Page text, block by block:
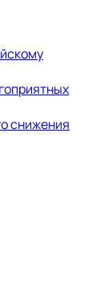
снижения